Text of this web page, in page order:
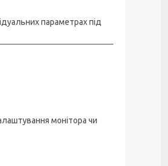
параметрах під
монітора чи